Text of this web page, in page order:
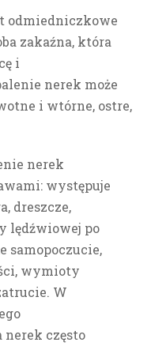
odmiedniczkowe
zakaźna, która
i
nerek może
i wtórne, ostre,
nerek
występuje
dreszcze,
lędźwiowej po
samopoczucie,
wymioty
W
często